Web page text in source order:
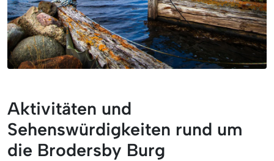
Aktivitäten und
Sehenswürdigkeiten rund um
die Brodersby Burg